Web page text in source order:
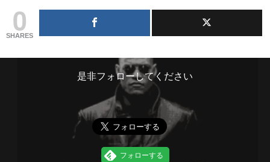
0
SHARES
是非フォローしてください